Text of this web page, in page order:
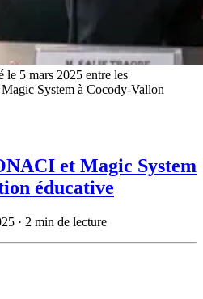
le 5 mars 2025 entre les
System à Cocody-Vallon
et Magic System
éducative
· 2 min de lecture